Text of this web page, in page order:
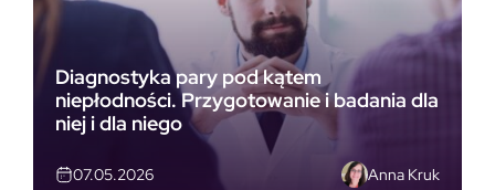
Diagnostyka pary pod kątem
niepłodności. Przygotowanie i badania dla
niej i dla niego
07.05.2026 Anna Kruk